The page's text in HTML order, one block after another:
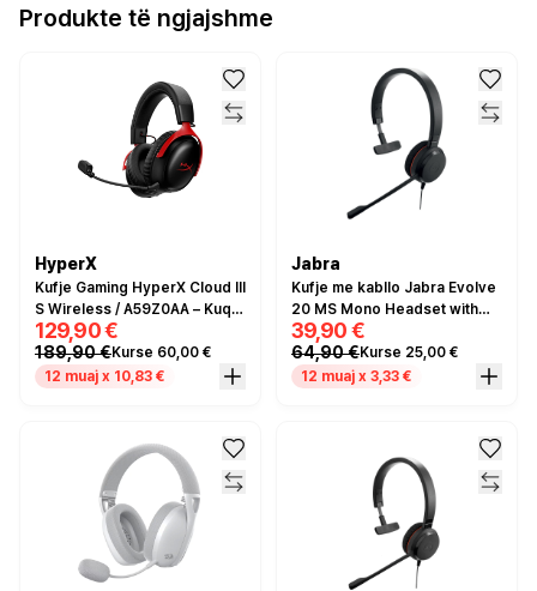
Produkte të ngjajshme
HyperX
Kufje Gaming HyperX Cloud III
S Wireless / A59Z0AA – Kuqe
/ Zezë
129,90 €
189,90 €Kurse 60,00 €
12 muaj x 10,83 €
Jabra
Kufje me kabllo Jabra Evolve
20 MS Mono Headset with
USB-A/C adapters – Zezë
39,90 €
64,90 €Kurse 25,00 €
12 muaj x 3,33 €